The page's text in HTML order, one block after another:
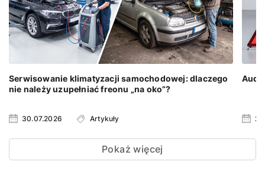
Serwisowanie klimatyzacji samochodowej: dlaczego
nie należy uzupełniać freonu „na oko”?
30.07.2026 Artykuły
Audi
Pokaż więcej